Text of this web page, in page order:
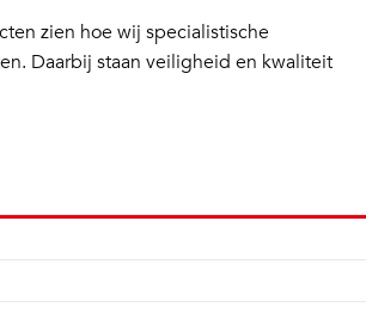
zien hoe wij specialistische
Daarbij staan veiligheid en kwaliteit